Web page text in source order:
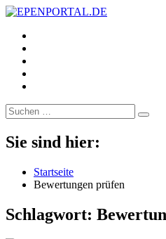
EPENPORTAL.DE
Epische News aus Politik, Finanzen
Suche
nach:
Sie sind hier:
Startseite
Bewertungen prüfen
Schlagwort: